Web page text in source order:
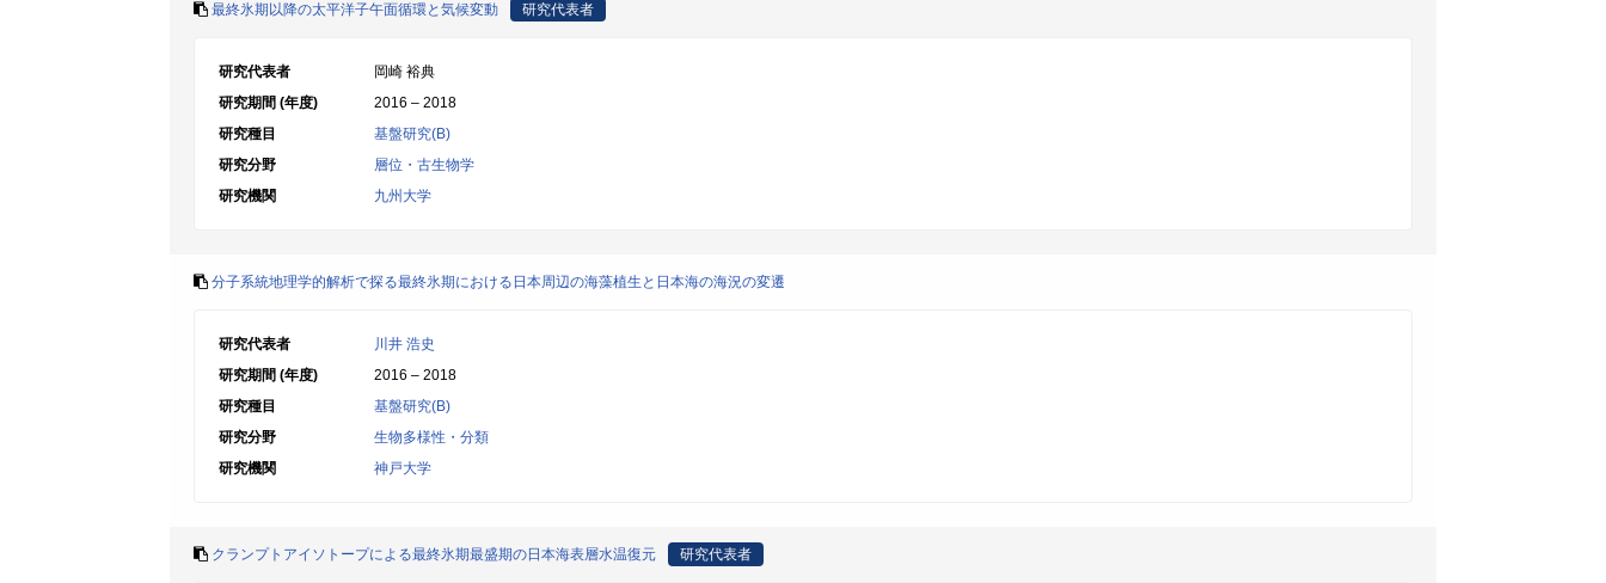
最終氷期以降の太平洋子午面循環と気候変動 研究代表者
研究代表者
岡崎 裕典
研究期間 (年度)
2016 – 2018
研究種目
基盤研究(B)
研究分野
層位・古生物学
研究機関
九州大学
分子系統地理学的解析で探る最終氷期における日本周辺の海藻植生と日本海の海況の変遷
研究代表者
川井 浩史
研究期間 (年度)
2016 – 2018
研究種目
基盤研究(B)
研究分野
生物多様性・分類
研究機関
神戸大学
クランプトアイソトープによる最終氷期最盛期の日本海表層水温復元 研究代表者